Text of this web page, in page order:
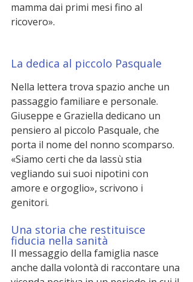
mamma dai primi mesi fino al
ricovero».
La dedica al piccolo Pasquale
Nella lettera trova spazio anche un
passaggio familiare e personale.
Giuseppe e Graziella dedicano un
pensiero al piccolo Pasquale, che
porta il nome del nonno scomparso.
«Siamo certi che da lassù stia
vegliando sui suoi nipotini con
amore e orgoglio», scrivono i
genitori.
Una storia che restituisce
fiducia nella sanità
Il messaggio della famiglia nasce
anche dalla volontà di raccontare una